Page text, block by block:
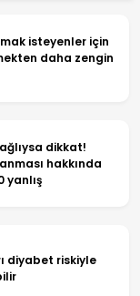
isteyenler için
daha zengin
dikkat!
hakkında
yanlış
diyabet riskiyle